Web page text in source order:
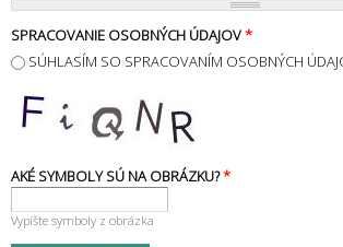
SPRACOVANIE OSOBNÝCH ÚDAJOV*
SÚHLASÍM SO SPRACOVANÍM OSOBNÝCH
AKÉ SYMBOLY SÚ NA OBRÁZKU?*
Vypíšte symboly z obrázka